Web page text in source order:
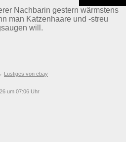
Nachbarin gestern wärmstens
man Katzenhaare und -streu
will.
Lustiges von ebay
um 07:06 Uhr